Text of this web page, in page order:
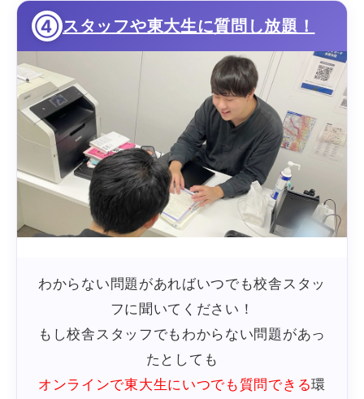
④ スタッフや東大生に質問し放題！
わからない問題があればいつでも校舎スタッ
フに聞いてください！
もし校舎スタッフでもわからない問題があっ
たとしても
オンラインで東大生にいつでも質問できる環